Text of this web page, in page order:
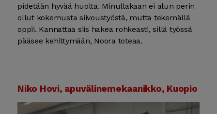
pidetään hyvää huolta. Minullakaan ei alun perin
ollut kokemusta siivoustyöstä, mutta tekemällä
oppii. Kannattaa siis hakea rohkeasti, sillä työssä
pääsee kehittymään, Noora toteaa.
Niko Hovi, apuvälinemekaanikko, Kuopio